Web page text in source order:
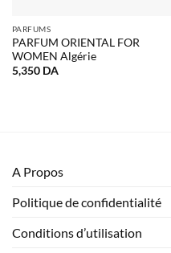
PARFUMS
PARFUM ORIENTAL FOR
WOMEN Algérie
5,350 DA
A Propos
Politique de confidentialité
Conditions d’utilisation